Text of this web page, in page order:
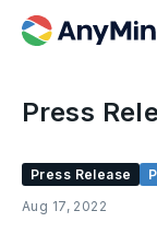
Press
Press Release
Aug 17, 2022